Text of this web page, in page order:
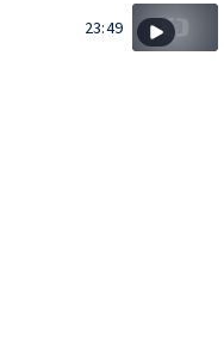
23:49